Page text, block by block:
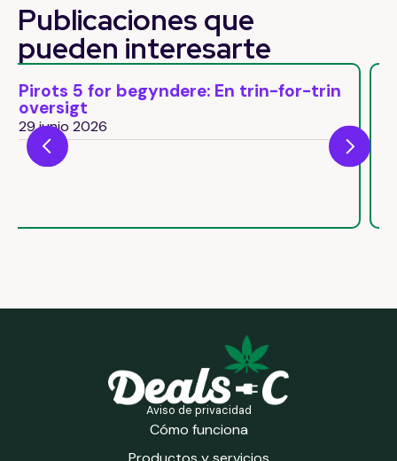
Publicaciones que
pueden interesarte
trin Pirots 5 Free Spins: Come attivare il
round bonus naturalmente
26 junio 2026
Aviso de privacidad
Cómo funciona